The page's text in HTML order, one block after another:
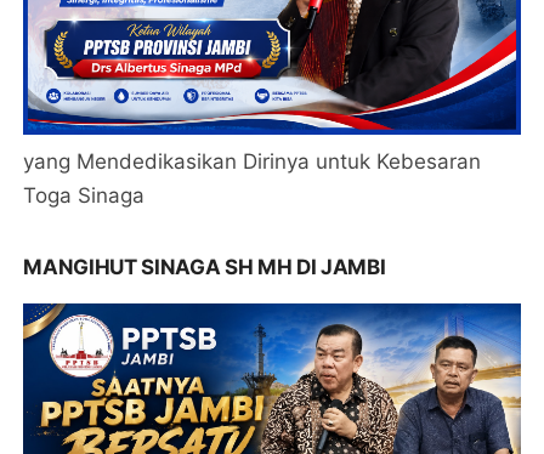
yang Mendedikasikan Dirinya untuk Kebesaran
Toga Sinaga
MANGIHUT SINAGA SH MH DI JAMBI